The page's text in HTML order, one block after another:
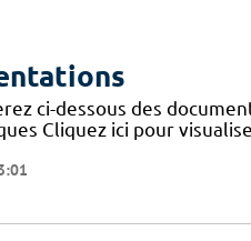
ci-dessous des
Cliquez ici pour